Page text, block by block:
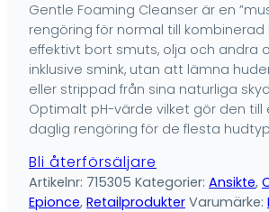
Gentle Foaming Cleanser är en
rengöring för normal till kombinerad
effektivt bort smuts, olja och andra
inklusive smink, utan att lämna
eller strippad från sina naturliga
Optimalt pH-värde vilket gör den till
daglig rengöring för de flesta
Bli återförsäljare
Artikelnr: 715305 Kategorier: Ansikte,
Epionce, Retailprodukter Varumärke: